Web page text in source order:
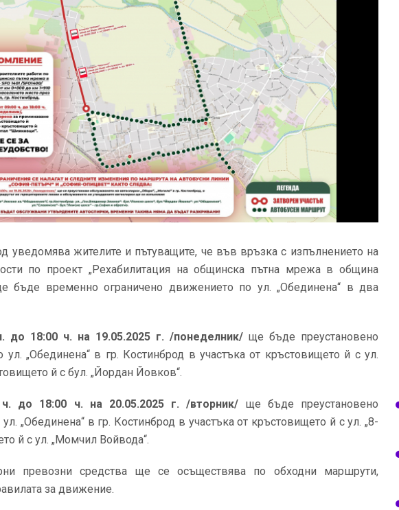
уведомява жителите и пътуващите, че във връзка с изпълнението на
по проект „Рехабилитация на общинска пътна мрежа в община
бъде временно ограничено движението по ул. „Обединена“ в два
до 18:00 ч. на 19.05.2025 г. /понеделник/ ще бъде преустановено
„Обединена“ в гр. Костинброд в участъка от кръстовището й с ул.
й с бул. „Йордан Йовков“.
до 18:00 ч. на 20.05.2025 г. /вторник/ ще бъде преустановено
„Обединена“ в гр. Костинброд в участъка от кръстовището й с ул. „8-
й с ул. „Момчил Войвода“.
превозни средства ще се осъществява по обходни маршрути,
за движение.